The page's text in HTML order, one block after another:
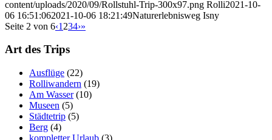
content/uploads/2020/09/Rollstuhl-Trip-300x97.png Rolli2021-10-
06 16:51:062021-10-06 18:21:49Naturerlebnisweg Isny
Seite 2 von 6‹1 234›»
Art des Trips
Ausflüge (22)
Rolliwandern (19)
Am Wasser(10)
Museen (5)
Städtetrip (5)
Berg (4)
kompletter Urlaub (3)